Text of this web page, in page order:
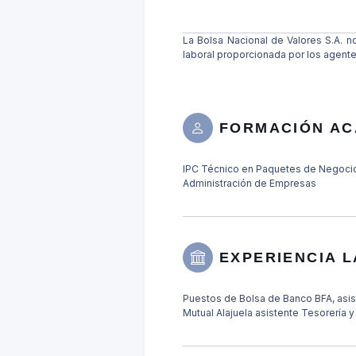
La Bolsa Nacional de Valores S.A.
laboral proporcionada por los
FORMACIÓN
IPC Técnico en Paquetes de
Administración de Empresas
EXPERIENCIA
Puestos de Bolsa de Banco BFA,
Mutual Alajuela asistente Tesorería